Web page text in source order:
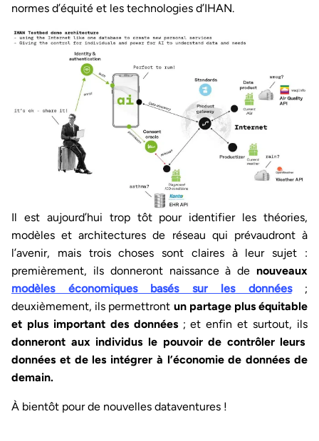
normes d’équité et les technologies d’IHAN.
Il est aujourd’hui trop tôt pour identifier les théories,
modèles et architectures de réseau qui prévaudront à
l’avenir, mais trois choses sont claires à leur sujet :
premièrement, ils donneront naissance à de nouveaux
modèles économiques basés sur les données;
deuxièmement, ils permettront un partage plus équitable
et plus important des données; et enfin et surtout, ils
donneront aux individus le pouvoir de contrôler leurs
données et de les intégrer à l’économie de données de
demain.
À bientôt pour de nouvelles dataventures !